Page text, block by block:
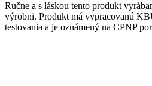
Ručne a s láskou tento produkt
výrobni. Produkt má vypracovanú
testovania a je oznámený na CPNP